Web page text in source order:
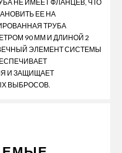
НЕ ИМЕЕТ ФЛАНЦЕВ, ЧТО
ЕЕ НА
ТРУБА
90 ММ И ДЛИНОЙ 2
ЭЛЕМЕНТ СИСТЕМЫ
И ЗАЩИЩАЕТ
ВЫБРОСОВ.